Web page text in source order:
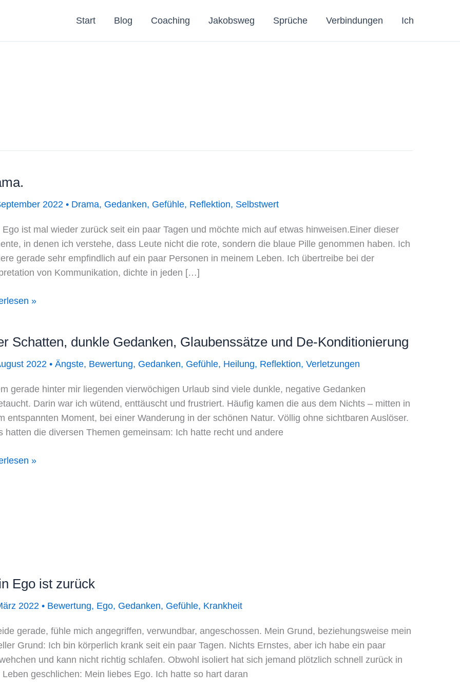
Start Blog Coaching Jakobsweg Sprüche Verbindungen Ich
2022 • Drama, Gedanken, Gefühle, Reflektion, Selbstwert
Ego ist mal wieder zurück seit ein paar Tagen und möchte mich auf etwas hinweisen.Einer dieser
in denen ich verstehe, dass Leute nicht die rote, sondern die blaue Pille genommen haben. Ich
gerade sehr empfindlich auf ein paar Personen in meinem Leben. Ich übertreibe bei der
von Kommunikation, dichte in jeden […]
»
Schatten, dunkle Gedanken, Glaubenssätze und De-Konditionierung
2022 • Ängste, Bewertung, Gedanken, Gefühle, Heilung, Reflektion, Verletzungen
gerade hinter mir liegenden vierwöchigen Urlaub sind viele dunkle, negative Gedanken
Darin war ich wütend, enttäuscht und frustriert. Häufig kamen die aus dem Nichts – mitten in
entspannten Moment, bei einer Wanderung in der schönen Natur. Völlig ohne sichtbaren Auslöser.
hatten die diversen Themen gemeinsam: Ich hatte recht und andere
»
Ego ist zurück
2022 • Bewertung, Ego, Gedanken, Gefühle, Krankheit
gerade, fühle mich angegriffen, verwundbar, angeschossen. Mein Grund, beziehungsweise mein
Grund: Ich bin körperlich krank seit ein paar Tagen. Nichts Ernstes, aber ich habe ein paar
und kann nicht richtig schlafen. Obwohl isoliert hat sich jemand plötzlich schnell zurück in
Leben geschlichen: Mein liebes Ego. Ich hatte so hart daran